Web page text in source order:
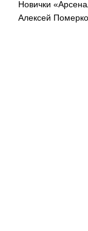
Новички
Алексей Померко